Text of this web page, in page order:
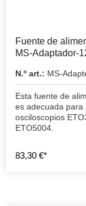
Fuente de
MS-Adaptador-
N.º art.: MS-
Esta fuente de
es adecuada para
osciloscopios
ETO5004.
83,30 €*